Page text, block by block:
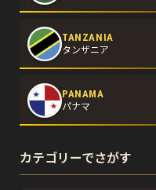
TANZANIA
タンザニア
PANAMA
パナマ
カテゴリーでさがす